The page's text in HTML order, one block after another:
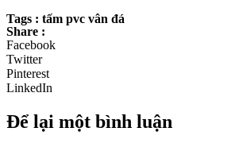
Tags : tấm pvc vân đá
Share :
Facebook
Twitter
Pinterest
LinkedIn
Để lại một bình luận